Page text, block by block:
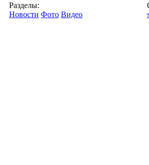
Разделы:
Новости Фото Видео